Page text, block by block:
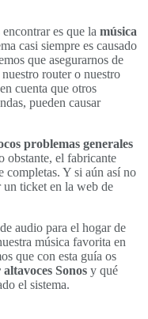
es que la música
casi siempre es causado
que asegurarnos de
router o nuestro
cuenta que otros
pueden causar
problemas generales
obstante, el fabricante
completas. Y si aún así no
un ticket en la web de
audio para el hogar de
música favorita en
que con esta guía os
Sonos y qué
el sistema.